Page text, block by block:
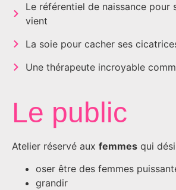
Le référentiel de naissance pour
vient
La soie pour cacher ses
Une thérapeute incroyable
Le public
Atelier réservé aux femmes qui
oser être des femmes
grandir